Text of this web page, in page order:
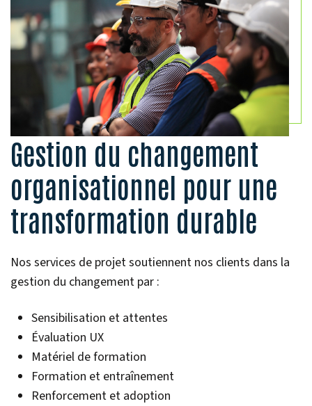
Gestion du changement
organisationnel pour une
transformation durable
Nos services de projet soutiennent nos clients dans la
gestion du changement par :
Sensibilisation et attentes
Évaluation UX
Matériel de formation
Formation et entraînement
Renforcement et adoption